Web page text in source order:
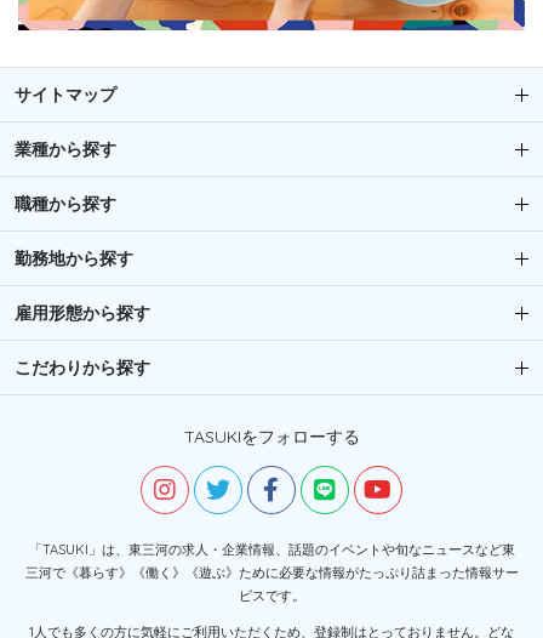
サイトマップ
業種から探す
職種から探す
勤務地から探す
雇用形態から探す
こだわりから探す
TASUKIをフォローする
「TASUKI」は、東三河の求人・企業情報、話題のイベントや旬なニュースなど東
三河で《暮らす》《働く》《遊ぶ》ために必要な情報がたっぷり詰まった情報サー
ビスです。
1人でも多くの方に気軽にご利用いただくため、登録制はとっておりません。どな